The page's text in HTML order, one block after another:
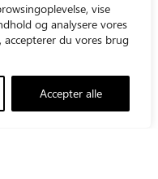
vise
og analysere vores
accepterer du vores brug
Accepter alle
triolab@triolab.dk